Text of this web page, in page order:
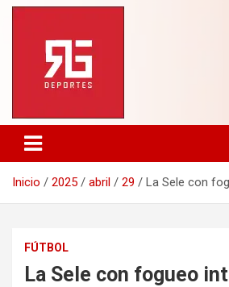
Saltar
contenido
Inicio 2025 abril 29 La Sele con
FÚTBOL
La Sele con fogueo